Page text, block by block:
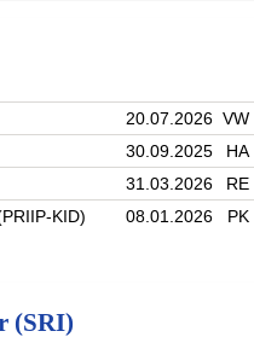
Longevity NT (0.62%)
Economy NT (0.59%)
20.07.2026 VW
30.09.2025 HA
31.03.2026 RE
KID)
08.01.2026 PK
(SRI)